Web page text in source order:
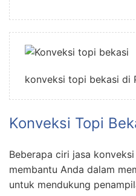
konveksi topi bekasi di
Konveksi Topi
Beberapa ciri jasa
membantu Anda dalam
untuk mendukung